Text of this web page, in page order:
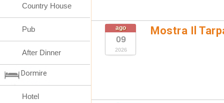
ago
09
2026
Mostra Il
Country House
Pub
After Dinner
Dormire
Hotel